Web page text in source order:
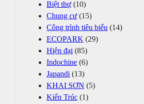
Biệt thự (10)
Chung cư (15)
Công trình tiêu biểu (14)
ECOPARK (29)
Hiện đại (85)
Indochine (6)
Japandi (13)
KHAI SƠN (5)
Kiến Trúc (1)